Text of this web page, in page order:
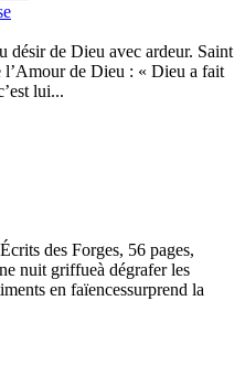
désir de Dieu avec ardeur. Saint
l’Amour de Dieu : « Dieu a fait
lui...
des Forges, 56 pages,
nuit griffueà dégrafer les
en faïencessurprend la